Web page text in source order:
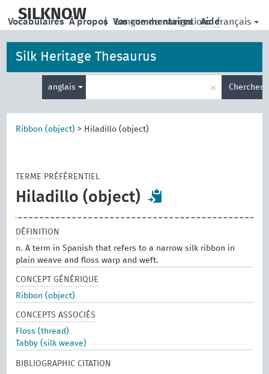
main
SILKNOW | Langue de navigation: français
Vocabulaires À propos Vos commentaires Aide
Silk Heritage Thesaurus
anglais
de
recherche
× Chercher
Ribbon (object) > Hiladillo (object)
TERME PRÉFÉRENTIEL
Hiladillo (object)
DÉFINITION
n. A term in Spanish that refers to a narrow silk ribbon in
plain weave and floss warp and weft.
CONCEPT GÉNÉRIQUE
Ribbon (object)
CONCEPTS ASSOCIÉS
Floss (thread)
Tabby (silk weave)
BIBLIOGRAPHIC CITATION